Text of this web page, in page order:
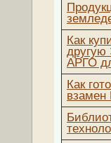
Как
другую
АРГО
Как